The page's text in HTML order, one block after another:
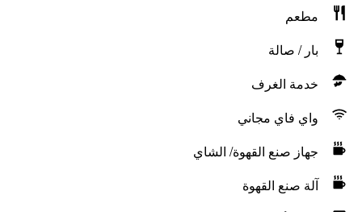
مطعم
بار / صالة
خدمة الغرف
واي فاي مجاني
جهاز صنع القهوة/ الشاي
آلة صنع القهوة